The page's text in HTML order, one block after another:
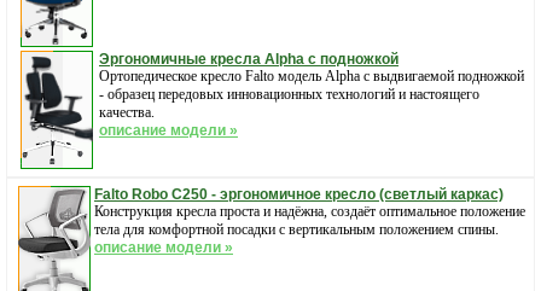
Эргономичные кресла Alpha с подножкой
Ортопедическое кресло Falto модель Alpha с выдвигаемой подножкой
- образец передовых инновационных технологий и настоящего
качества.
описание модели »
Falto Robo С250 - эргономичное кресло (светлый каркас)
Конструкция кресла проста и надёжна, создаёт оптимальное положение
тела для комфортной посадки с вертикальным положением спины.
описание модели »